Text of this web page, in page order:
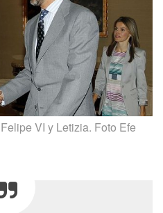
VI y Letizia. Foto Efe